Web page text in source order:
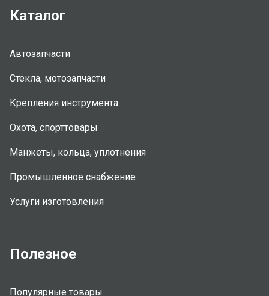
Каталог
Автозапчасти
Стекла, мотозапчасти
Крепления инструмента
Охота, спорттовары
Манжеты, кольца, уплотнения
Промышленное снабжение
Услуги изготовления
Полезное
Популярные товары